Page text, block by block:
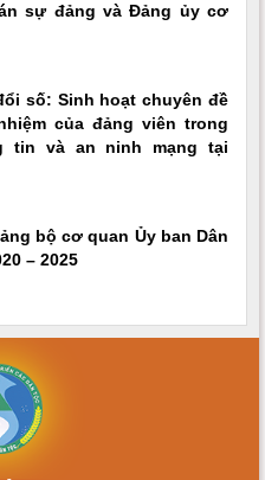
sự đảng và Đảng ủy cơ
số: Sinh hoạt chuyên đề
của đảng viên trong
tin và an ninh mạng tại
bộ cơ quan Ủy ban Dân
– 2025